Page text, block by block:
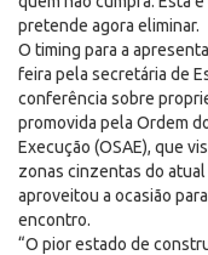
pretende agora eliminar.
O timing para a
feira pela secretária de
conferência sobre
promovida pela Ordem
Execução (OSAE), que
zonas cinzentas do
aproveitou a ocasião
encontro.
“O pior estado de